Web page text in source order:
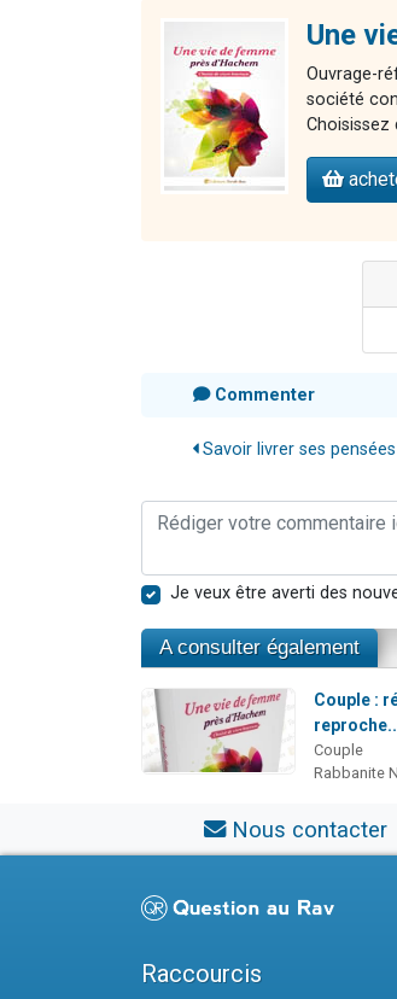
Une
Ouvrage-
société
Choisissez
Commenter
Savoir livrer ses
Je veux être averti des
A consulter également
Couple :
Couple
Rabbanite
Nous contacter
Raccourcis